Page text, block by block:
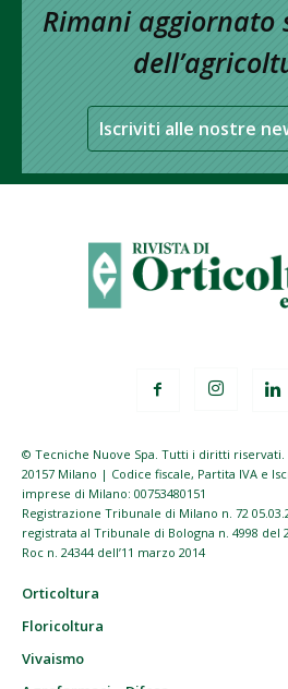
Rimani aggiornato
Iscriviti alle nostre
© Tecniche Nuove Spa. Tutti i diritti riservati.
20157 Milano | Codice fiscale, Partita IVA e
imprese di Milano: 00753480151
Registrazione Tribunale di Milano n. 72
registrata al Tribunale di Bologna n. 4998 del
Roc n. 24344 dell’11 marzo 2014
Orticoltura
Floricoltura
Vivaismo